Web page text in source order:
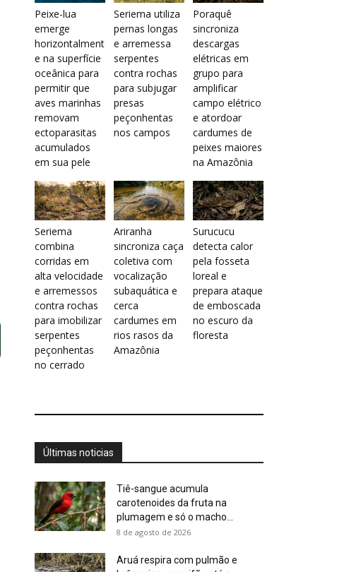
Peixe-lua
emerge
horizontalment
e na superfície
oceânica para
permitir que
aves marinhas
removam
ectoparasitas
acumulados
em sua pele
Seriema utiliza
pernas longas
e arremessa
serpentes
contra rochas
para subjugar
presas
peçonhentas
nos campos
Poraquê
sincroniza
descargas
elétricas em
grupo para
amplificar
campo elétrico
e atordoar
cardumes de
peixes maiores
na Amazônia
Seriema
combina
corridas em
alta velocidade
e arremessos
contra rochas
para imobilizar
serpentes
peçonhentas
no cerrado
Ariranha
sincroniza caça
coletiva com
vocalização
subaquática e
cerca
cardumes em
rios rasos da
Amazônia
Surucucu
detecta calor
pela fosseta
loreal e
prepara ataque
de emboscada
no escuro da
floresta
Últimas noticias
Tiê-sangue acumula
carotenoides da fruta na
plumagem e só o macho...
8 de agosto de 2026
Aruá respira com pulmão e